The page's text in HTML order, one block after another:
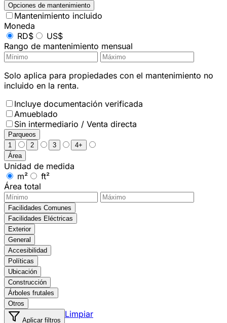
Opciones de mantenimiento
Mantenimiento incluido
Moneda
RD$
US$
Rango de mantenimiento mensual
Solo aplica para propiedades con el mantenimiento no
incluido en la renta.
Incluye documentación verificada
Amueblado
Sin intermediario / Venta directa
Parqueos
1
2 3
4+
Área
Unidad de medida
m²
ft²
Área total
Facilidades Comunes
Facilidades Eléctricas
Exterior
General
Accesibilidad
Políticas
Ubicación
Construcción
Árboles frutales
Otros
Aplicar filtros
Limpiar